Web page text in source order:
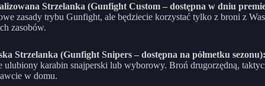
Strzelanka (Gunfight Custom – dostępna w dniu
zasady trybu Gunfight, ale będziecie korzystać tylko z broni z
zasobów.
Strzelanka (Gunfight Snipers – dostępna na półmetku sezonu):
ulubiony karabin snajperski lub wyborowy. Broń drugorzędną,
w domu.